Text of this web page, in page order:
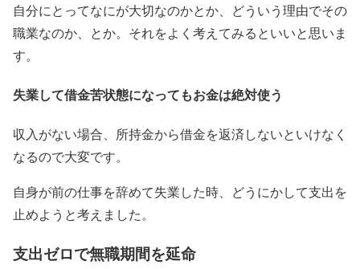
自分にとってなにが大切なのかとか、どういう理由でその
職業なのか、とか。それをよく考えてみるといいと思いま
す。
失業して借金苦状態になってもお金は絶対使う
収入がない場合、所持金から借金を返済しないといけなく
なるので大変です。
自身が前の仕事を辞めて失業した時、どうにかして支出を
止めようと考えました。
支出ゼロで無職期間を延命